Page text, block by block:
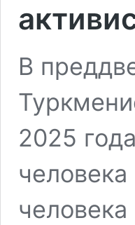
В
2025